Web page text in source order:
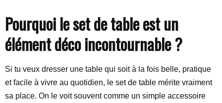
Pourquoi le set de table est un
élément déco incontournable ?
Si tu veux dresser une table qui soit à la fois belle, pratique
et facile à vivre au quotidien, le set de table mérite vraiment
sa place. On le voit souvent comme un simple accessoire